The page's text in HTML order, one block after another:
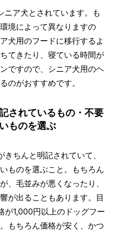
ニア犬とされています。も
境によって異なりますの
犬用のフードに移行するよ
てきたり、寝ている時間が
ですので、シニア犬用のヘ
のがおすすめです。
されているもの・不要
ものを選ぶ
ちんと明記されていて、
ものを選ぶこと。もちろん
、毛並みが悪くなったり、
が出ることもあります。目
が1,000円以上のドッグフー
もちろん価格が安く、かつ